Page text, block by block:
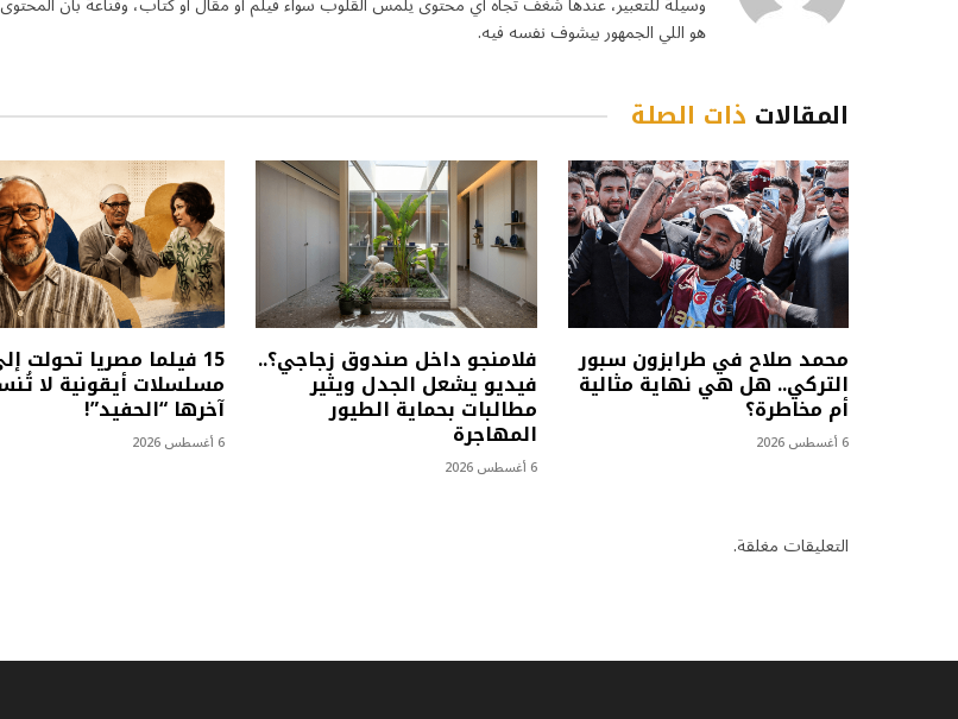
هو اللي الجمهور بيشوف نفسه فيه.
المقالات ذات الصلة
محمد صلاح في طرابزون سبور
التركي.. هل هي نهاية مثالية
أم مخاطرة؟
6 أغسطس 2026
فلامنجو داخل صندوق زجاجي؟..
فيديو يشعل الجدل ويثير
مطالبات بحماية الطيور
المهاجرة
6 أغسطس 2026
15 فيلما مصريا تحولت
مسلسلات أيقونية لا
آخرها “الحفيد”!
6 أغسطس 2026
التعليقات مغلقة.